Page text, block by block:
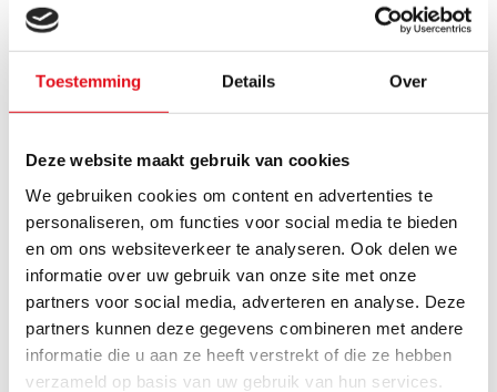
Toestemming Details Over
Deze website maakt gebruik van cookies
We gebruiken cookies om content en advertenties te
personaliseren, om functies voor social media te bieden
en om ons websiteverkeer te analyseren. Ook delen we
informatie over uw gebruik van onze site met onze
partners voor social media, adverteren en analyse. Deze
partners kunnen deze gegevens combineren met andere
informatie die u aan ze heeft verstrekt of die ze hebben
verzameld op basis van uw gebruik van hun services.
bij geleverd?
installatie van mijn radiator compleet te
maken?
Haakse of rechte aansluitset, welke heb
ik nodig?
Kan ik mijn Smart thermostaatknop
aansluiten op de paneelradiatoren van
Radiator-Outlet?
Hoe bereken in de benodigde capaciteit
voor mijn ruimte?